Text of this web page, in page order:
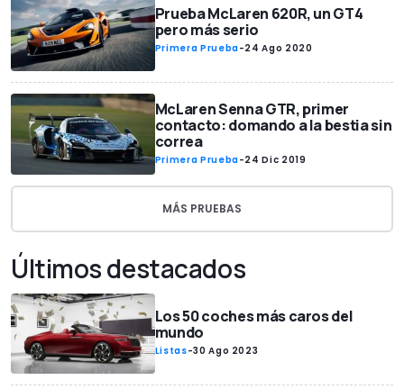
Prueba McLaren 620R, un GT4
pero más serio
Primera Prueba-24 Ago 2020
McLaren Senna GTR, primer
contacto: domando a la bestia sin
correa
Primera Prueba-24 Dic 2019
MÁS PRUEBAS
Últimos destacados
Los 50 coches más caros del
mundo
Listas-30 Ago 2023